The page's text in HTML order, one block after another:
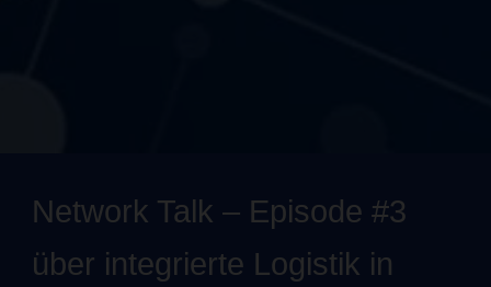
Network Talk – Episode #3
über integrierte Logistik in